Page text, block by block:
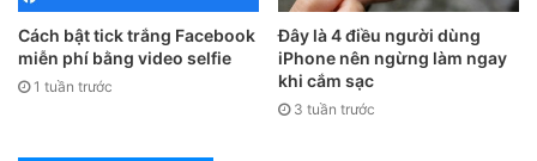
thấyTrình chuyển đổi ứng dụng. Hãy tìm ứng dụng âm
nhạc từ các ứng dụng đang mở trong nền vàbuộc đóng
ứng dụng đó bằng cách vuốt nó lên trên.
Cách bật tick trắng Facebook
miễn phí bằng video selfie
1 tuần trước
Đây là 4 điều người dùng
iPhone nên ngừng làm ngay
khi cắm sạc
3 tuần trước